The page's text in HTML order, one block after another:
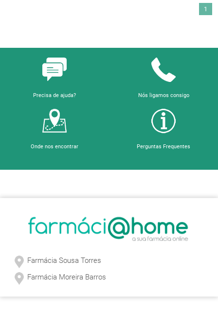
1
Precisa de ajuda? Nós ligamos consigo
Onde nos encontrar Perguntas Frequentes
Farmácia Sousa Torres
Farmácia Moreira Barros